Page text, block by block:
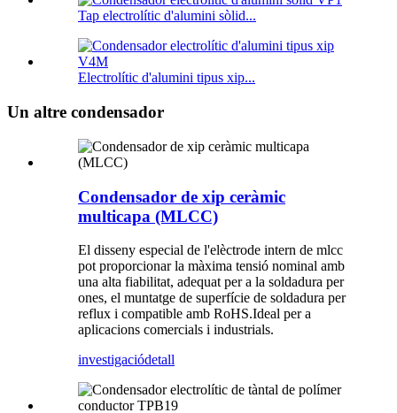
Tap electrolític d'alumini sòlid...
Electrolític d'alumini tipus xip...
Un altre condensador
Condensador de xip ceràmic
multicapa (MLCC)
El disseny especial de l'elèctrode intern de mlcc
pot proporcionar la màxima tensió nominal amb
una alta fiabilitat, adequat per a la soldadura per
ones, el muntatge de superfície de soldadura per
reflux i compatible amb RoHS.Ideal per a
aplicacions comercials i industrials.
investigaciódetall